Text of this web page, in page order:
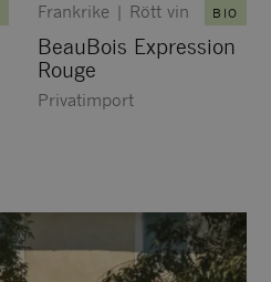
Frankrike | Rött vin BIO
BeauBois Expression
Rouge
Privatimport